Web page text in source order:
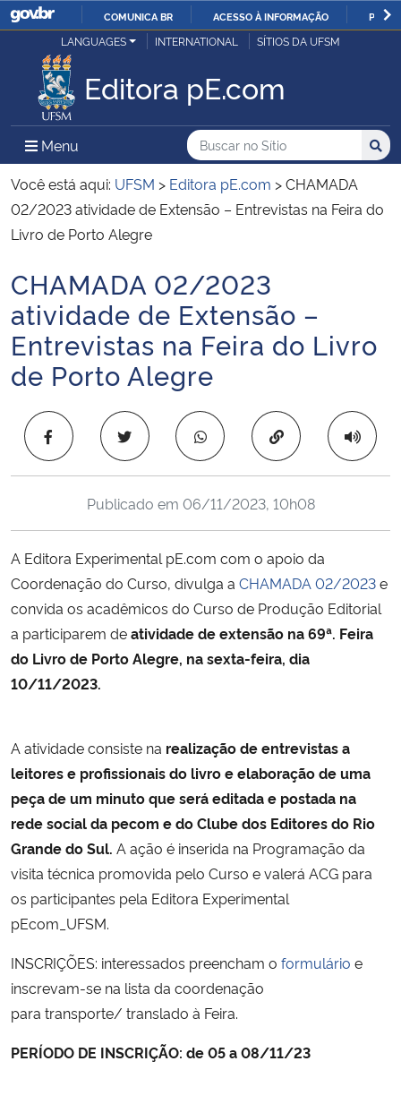
IR
O
COMUNICA BR ACESSO À INFORMAÇÃO
Ministério da Justiça e Segurança Pública
Ministério da Defesa
Ministério das Relações Exteriores
Ministério da Economia
Ministério da Infraestrutura
Ministério da Agricultura, Pecuária e Abastecimento
Ministério da Educação
Ministério da Cidadania
Ministério da Saúde
Ministério de Minas e Energia
Ministério da Ciência, Tecnologia, Inovações e Comunicações
Ministério do Meio Ambiente
Ministério do Turismo
Controladoria-Geral da União
Ministério da Mulher, da Família e dos Direitos Humanos
Secretaria-Geral
Secretaria de Governo
Gabinete de Segurança Institucional
Advocacia-Geral da União
LANGUAGES INTERNATIONAL SÍTIOS DA UFSM
Editora pE.com
Menu Menu Principal do Sítio
Busca
Buscar no no Sítio
Busca:
Você está aqui: UFSM > Editora pE.com >CHAMADA
02/2023 atividade de Extensão – Entrevistas na Feira do
Livro de Porto Alegre
Início do conteúdo
CHAMADA 02/2023
atividade de Extensão –
Entrevistas na Feira do Livro
de Porto Alegre
Copiar para área
Publicado em 06/11/2023, 10h08
A Editora Experimental pE.com com o apoio da
Coordenação do Curso, divulga a CHAMADA 02/2023e
convida os acadêmicos do Curso de Produção Editorial
a participarem deatividade de extensão na 69ª. Feira
do Livro de Porto Alegre, na sexta-feira, dia
10/11/2023.
A atividade consiste na realização de entrevistas a
leitores e profissionais do livro e elaboração de uma
peça de um minuto que será editada e postada na
rede social da pecom e do Clube dos Editores do Rio
Grande do Sul. A ação é inserida na Programação da
visita técnica promovida pelo Curso e valerá ACG para
os participantes pela Editora Experimental
pEcom_UFSM.
INSCRIÇÕES: interessados preencham o formulário e
inscrevam-se na lista da coordenação
para transporte/ translado à Feira.
PERÍODO DE INSCRIÇÃO: de 05 a 08/11/23